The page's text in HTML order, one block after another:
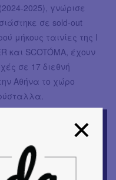
2025), γνώρισε
σε sold-out
μήκους ταινίες της I
και SCOTÓMA, έχουν
σε 17 διεθνή
Αθήνα το χώρο